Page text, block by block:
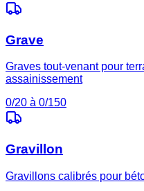
Grave
Graves tout-venant pour
assainissement
0/20 à 0/150
Gravillon
Gravillons calibrés pour